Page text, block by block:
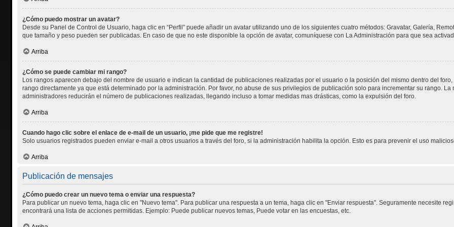
¿Cómo puedo mostrar un avatar?
Desde su Panel de Control de Usuario, haga clic en “Perfil” puede añadir un avatar utilizando uno de los siguientes cuatro métodos: Gravatar, Galería,
que tamaño y peso pueden ser publicadas. En caso de que no este disponible la opción de avatar, comuníquese con La Administración para que sea
Arriba
¿Cómo se puede cambiar mi rango?
Los rangos aparecen debajo del nombre de usuario e indican la cantidad de publicaciones realizadas por el usuario o la posición del mismo dentro del
rango directamente ya que está determinado por la administración. Por favor, no abuse de sus privilegios de publicación solo para incrementar su rango.
administradores reducirán el número de publicaciones realizadas, llegando incluso a tomar medidas mas drásticas, como la expulsión del foro.
Arriba
Cuando hago clic sobre el enlace de e-mail de un usuario, ¡me pide que me registre!
Solo usuarios registrados pueden enviar e-mail a otros usuarios a través del foro, si la administración habilita la opción. Esto es para prevenir el uso
Arriba
Publicación de mensajes
¿Cómo puedo crear un nuevo tema o enviar una respuesta?
Para publicar un nuevo tema, haga clic en "Nuevo tema". Para publicar una respuesta a un tema, haga clic en "Enviar respuesta". Seguramente necesite
encontrará una lista de acciones permitidas. Ejemplo: Puede publicar nuevos temas, Puede votar en las encuestas, etc.